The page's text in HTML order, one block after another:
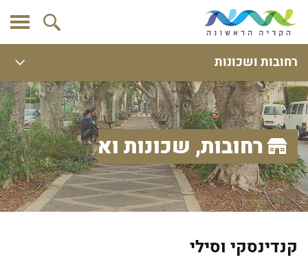
רחובות ושכונות
רחובות, שכונות ואתרים
קנדינסקי וסילי